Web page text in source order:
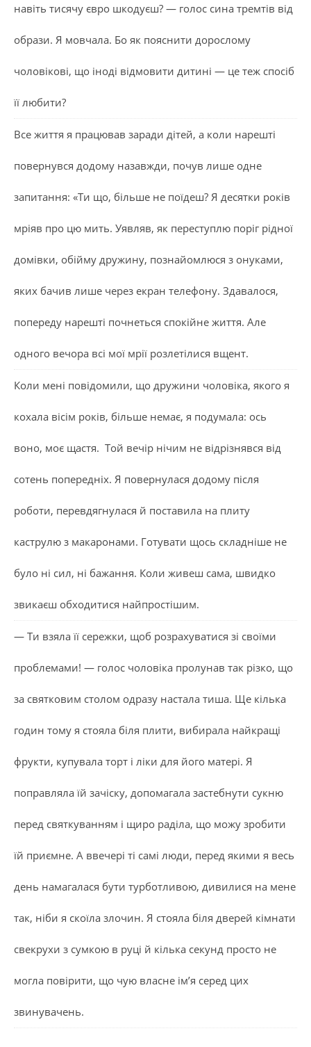
навіть тисячу євро шкодуєш? — голос сина тремтів від
образи. Я мовчала. Бо як пояснити дорослому
чоловікові, що іноді відмовити дитині — це теж спосіб
її любити?
Все життя я працював заради дітей, а коли нарешті
повернувся додому назавжди, почув лише одне
запитання: «Ти що, більше не поїдеш? Я десятки років
мріяв про цю мить. Уявляв, як переступлю поріг рідної
домівки, обійму дружину, познайомлюся з онуками,
яких бачив лише через екран телефону. Здавалося,
попереду нарешті почнеться спокійне життя. Але
одного вечора всі мої мрії розлетілися вщент.
Коли мені повідомили, що дружини чоловіка, якого я
кохала вісім років, більше немає, я подумала: ось
воно, моє щастя. Той вечір нічим не відрізнявся від
сотень попередніх. Я повернулася додому після
роботи, перевдягнулася й поставила на плиту
каструлю з макаронами. Готувати щось складніше не
було ні сил, ні бажання. Коли живеш сама, швидко
звикаєш обходитися найпростішим.
— Ти взяла її сережки, щоб розрахуватися зі своїми
проблемами! — голос чоловіка пролунав так різко, що
за святковим столом одразу настала тиша. Ще кілька
годин тому я стояла біля плити, вибирала найкращі
фрукти, купувала торт і ліки для його матері. Я
поправляла їй зачіску, допомагала застебнути сукню
перед святкуванням і щиро раділа, що можу зробити
їй приємне. А ввечері ті самі люди, перед якими я весь
день намагалася бути турботливою, дивилися на мене
так, ніби я скоїла злочин. Я стояла біля дверей кімнати
свекрухи з сумкою в руці й кілька секунд просто не
могла повірити, що чую власне ім’я серед цих
звинувачень.